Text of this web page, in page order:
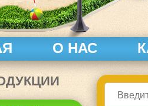
О НАС